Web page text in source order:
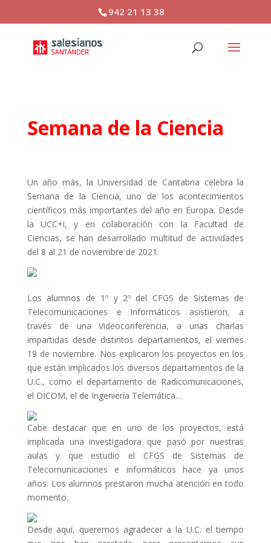
942 21 13 38
Semana de la Ciencia
Un año más, la Universidad de Cantabria celebra la
Semana de la Ciencia, uno de los acontecimientos
científicos más importantes del año en Europa. Desde
la UCC+i, y en colaboración con la Facultad de
Ciencias, se han desarrollado multitud de actividades
del 8 al 21 de noviembre de 2021.
Los alumnos de 1º y 2º del CFGS de Sistemas de
Telecomunicaciones e Informáticos asistieron, a
través de una Videoconferencia, a unas charlas
impartidas desde distintos departamentos, el viernes
19 de noviembre. Nos explicaron los proyectos en los
que están implicados los diversos departamentos de la
U.C., como el departamento de Radicomunicaciones,
el DICOM, el de Ingeniería Telemática…
Cabe destacar que en uno de los proyectos, está
implicada una investigadora que pasó por nuestras
aulas y que estudio el CFGS de Sistemas de
Telecomunicaciones e informáticos hace ya unos
años. Los alumnos prestaron mucha atención en todo
momento.
Desde aquí, queremos agradecer a la U.C. el tiempo